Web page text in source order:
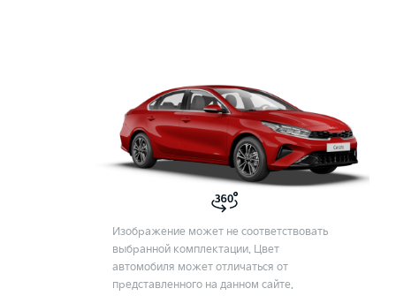
Изображение может не соответствовать
выбранной комплектации. Цвет
автомобиля может отличаться от
представленного на данном сайте.